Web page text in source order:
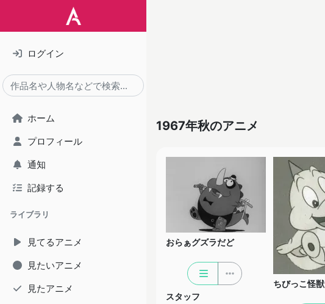
ログイン
ホーム
プロフィール
通知
記録する
ライブラリ
見てるアニメ
見たいアニメ
見たアニメ
1967年秋のアニメ
おらぁグズラだど
スタッフ
ちびっこ怪